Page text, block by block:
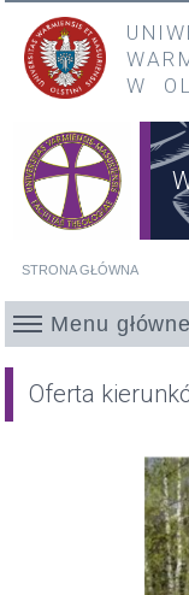
Przejdź do treści
Przejdź do menu
W
STRONA GŁÓWNA
Menu główne
Oferta